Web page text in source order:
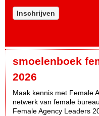
Inschrijven
smoelenboek
2026
Maak kennis met Female
netwerk van female
Female Agency Leaders